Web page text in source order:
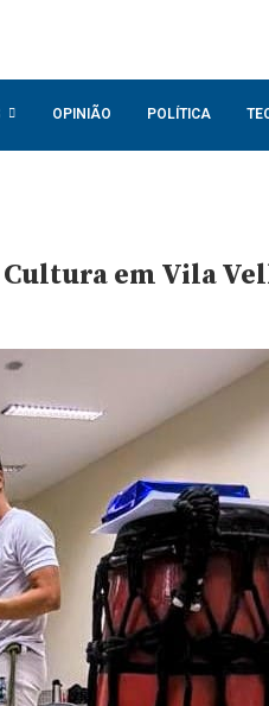
OPINIÃO POLÍTICA
em Vila